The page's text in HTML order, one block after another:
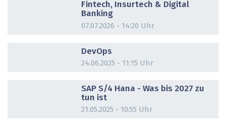
Fintech, Insurtech & Digital
Banking
07.07.2026 - 14:20 Uhr
DevOps
24.06.2025 - 11:15 Uhr
SAP S/4 Hana - Was bis 2027 zu
tun ist
21.05.2025 - 10:55 Uhr